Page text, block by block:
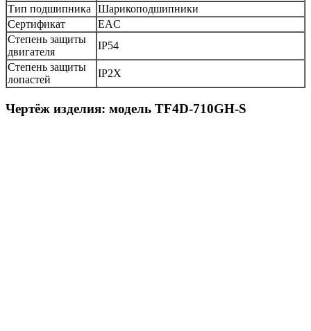
Тип подшипника
Шарикоподшипники
Сертификат
EAC
Степень защиты
двигателя
IP54
Степень защиты
лопастей
IP2X
Чертёж изделия: модель TF4D-710GH-S